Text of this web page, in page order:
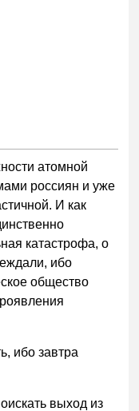
атомной
россиян и уже
И как
катастрофа, о
ибо
общество
ибо завтра
выход из